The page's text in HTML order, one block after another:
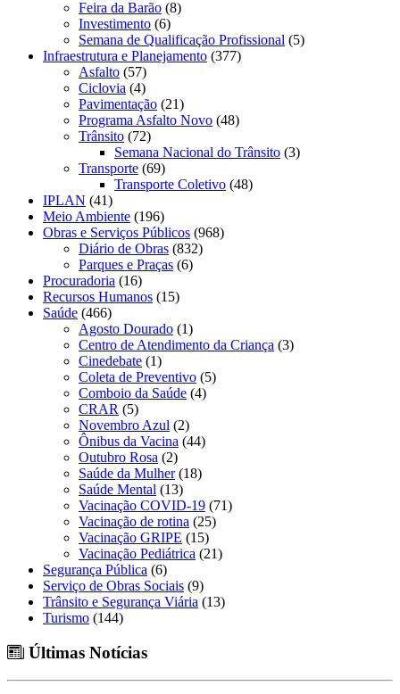
Feira da Barão (8)
Investimento (6)
Semana de Qualificação Profissional (5)
Infraestrutura e Planejamento (377)
Asfalto (57)
Ciclovia (4)
Pavimentação (21)
Programa Asfalto Novo (48)
Trânsito (72)
Semana Nacional do Trânsito (3)
Transporte (69)
Transporte Coletivo (48)
IPLAN (41)
Meio Ambiente (196)
Obras e Serviços Públicos (968)
Diário de Obras (832)
Parques e Praças (6)
Procuradoria (16)
Recursos Humanos (15)
Saúde (466)
Agosto Dourado (1)
Centro de Atendimento da Criança (3)
Cinedebate (1)
Coleta de Preventivo (5)
Comboio da Saúde (4)
CRAR (5)
Novembro Azul (2)
Ônibus da Vacina (44)
Outubro Rosa (2)
Saúde da Mulher(18)
Saúde Mental (13)
Vacinação COVID-19 (71)
Vacinação de rotina (25)
Vacinação GRIPE (15)
Vacinação Pediátrica (21)
Segurança Pública (6)
Serviço de Obras Sociais (9)
Trânsito e Segurança Viária (13)
Turismo (144)
Últimas Notícias